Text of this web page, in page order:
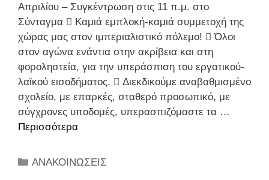
Απριλίου – Συγκέντρωση στις 11 π.μ. στο
Σύνταγμα  Καμιά εμπλοκή-καμιά συμμετοχή της
χώρας μας στον ιμπεριαλιστικό πόλεμο!  Όλοι
στον αγώνα ενάντια στην ακρίβεια και στη
φοροληστεία, για την υπεράσπιση του εργατικού-
λαϊκού εισοδήματος.  Διεκδικούμε αναβαθμισμένο
σχολείο, με επαρκές, σταθερό προσωπικό, με
σύγχρονες υποδομές, υπερασπιζόμαστε τα …
Περισσότερα
ο
Κ
ΑΝΑΚΟΙΝΩΣΕΙΣ